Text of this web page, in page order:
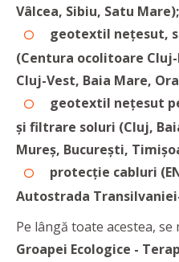
Vâlcea, Sibiu, Satu Mare);
geotextil nețesut,
(Centura ocolitoare
Cluj-Vest, Baia Mare,
geotextil nețesut
și filtrare soluri (Cluj,
Mureș, București,
protecție cabluri
Autostrada
Pe lângă toate acestea,
Groapei Ecologice -